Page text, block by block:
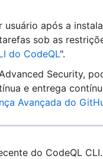
após a
sob as
do CodeQL".
Security,
e entrega
Avançada do
do CodeQL